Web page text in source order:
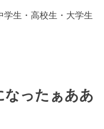
学生・高校生・大学生
なったぁああ